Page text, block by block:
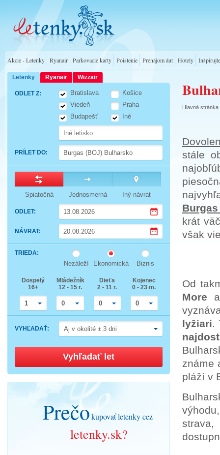
Akcie - Letenky Ryanair Parkovacie karty Poistenie Prenájom áut Hotely
Letenky Ryanair Wizzair
ODLET Z:
Bratislava
Viedeň
Budapešť
Košice
Praha
Iné
PRÍLET DO:
Spiatočná Jednosmerná Iný návrat
ODLET:
NÁVRAT:
the
down
the
calendar
and
select
a
date.
Press
the
question
to
shortcuts
changing
dates.
down
arrow
to
interact
with
the
and
select
date.
Press
question
mark
get
keyboard
shortcuts
for
changing
TRIEDA:
Nezáleží Ekonomická Biznis
Dospelý
16+
1
Mládežník
12 - 15 r.
0
Dieťa
2 - 11 r.
0
Kojenec
0 - 23 m.
0
VYHĽADAŤ: Aj v okolité ± 3 dni
Vyhľadať let
Prečokupovať letenky cez
letenky.sk?
Hlavná stránka
stále
Burgas
krát
však
Od
More
lyžiari.
známe
pláží v
strava,